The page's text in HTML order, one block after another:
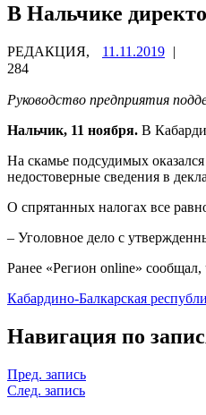
В Нальчике
РЕДАКЦИЯ, 11.11.2019 |
284
Руководство предприятия
Нальчик, 11 ноября. В
На скамье подсудимых
недостоверные сведения в
О спрятанных налогах все
– Уголовное дело с
Ранее «Регион online» сообщал,
Кабардино-Балкарская
Навигация по
Пред. запись
След. запись